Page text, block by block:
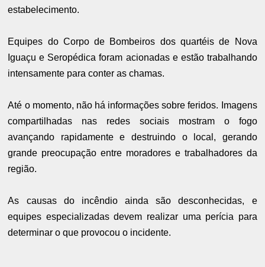
estabelecimento.
Equipes do Corpo de Bombeiros dos quartéis de Nova
Iguaçu e Seropédica foram acionadas e estão trabalhando
intensamente para conter as chamas.
Até o momento, não há informações sobre feridos. Imagens
compartilhadas nas redes sociais mostram o fogo
avançando rapidamente e destruindo o local, gerando
grande preocupação entre moradores e trabalhadores da
região.
As causas do incêndio ainda são desconhecidas, e
equipes especializadas devem realizar uma perícia para
determinar o que provocou o incidente.